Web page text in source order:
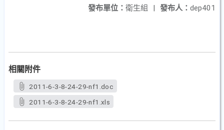
發布人： dep401
發布單位： 衛生組 |
相關附件
2011-6-3-8-24-29-nf1.doc
2011-6-3-8-24-29-nf1.xls